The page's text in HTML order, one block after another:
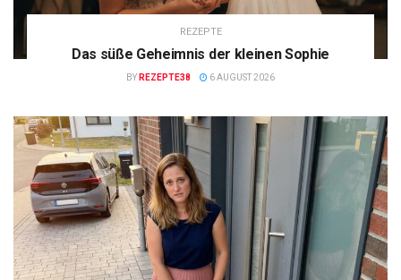
REZEPTE
Das süße Geheimnis der kleinen Sophie
BY REZEPTE38 6 AUGUST 2026